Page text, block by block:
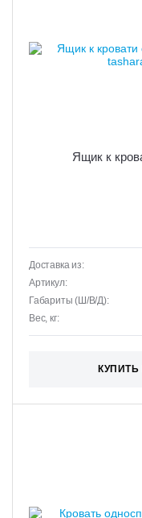
Ящик к
Доставка из:
Артикул:
Габариты (Ш/В/Д):
Вес, кг:
КУПИТЬ